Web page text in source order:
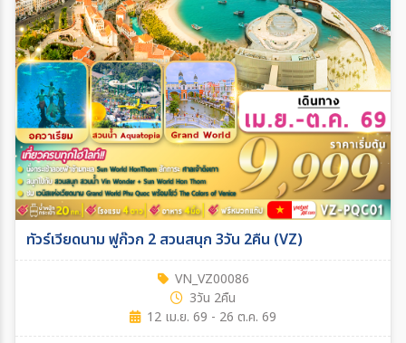
ทัวร์เวียดนาม ฟูก๊วก 2 สวนสนุก 3วัน 2คืน (VZ)
VN_VZ00086
3วัน 2คืน
12 เม.ย. 69 - 26 ต.ค. 69